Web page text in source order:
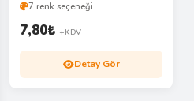
7 renk seçeneği
7,80₺ +KDV
Detay Gör